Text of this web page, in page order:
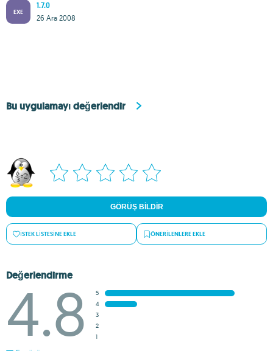
EXE
1.7.0
26 Ara 2008
Bu uygulamayı değerlendir
GÖRÜŞ BILDIR
İSTEK LISTESINE EKLE ÖNERILENLERE EKLE
Değerlendirme
4.8
5
4
3
2
1